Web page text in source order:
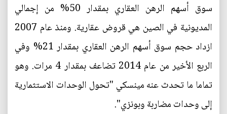
سوق أسهم الرهن العقاري بمقدار 50% من إجمالي
المديونية في الصين هي قروض عقارية. ومنذ عام 2007
ازداد حجم سوق أسهم الرهن العقاري بمقدار 21% وفي
الربع الأخير من عام 2014 تضاعف بمقدار 4 مرات. وهو
تماما ما تحدث عنه مينسكي "تحول الوحدات الاستثمارية
إلى وحدات مضاربة وبونزي".